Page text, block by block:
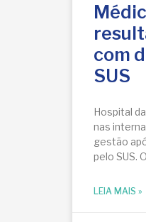
com
SUS
Hospital
nas
gestão
pelo SUS. O
LEIA MAIS »